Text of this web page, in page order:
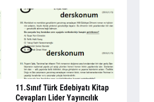
11.Sınıf Türk Edebiyatı Kitap
Cevapları Lider Yayıncılık